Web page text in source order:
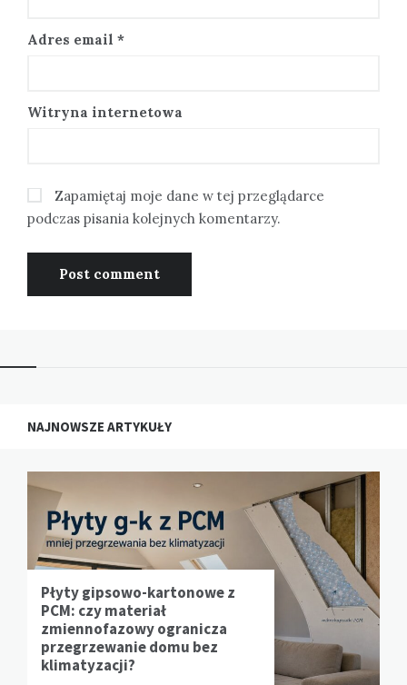
Adres email *
Witryna internetowa
Zapamiętaj moje dane w tej przeglądarce
podczas pisania kolejnych komentarzy.
NAJNOWSZE ARTYKUŁY
Płyty gipsowo-kartonowe z
PCM: czy materiał
zmiennofazowy ogranicza
przegrzewanie domu bez
klimatyzacji?